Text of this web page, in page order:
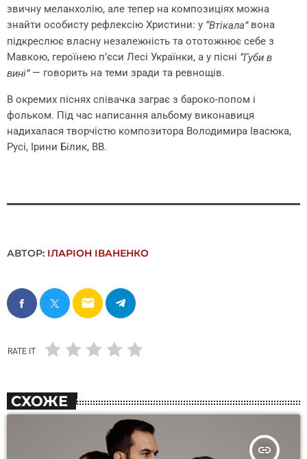
звичну меланхолію, але тепер на композиціях можна
знайти особисту рефлексію Христини: у “Втікала”вона
підкреслює власну незалежність та ототожнює себе з
Мавкою, героїнею п’єси Лесі Українки, а у пісні “Губи в
вині”— говорить на теми зради та ревнощів.
В окремих піснях співачка заграє з бароко-попом і
фольком. Під час написання альбому виконавиця
надихалася творчістю композитора Володимира Івасюка,
Русі, Ірини Білик, ВВ.
АВТОР: ІЛАРІОН ІВАНЕНКО
email
RATE IT
СХОЖЕ
insert_link